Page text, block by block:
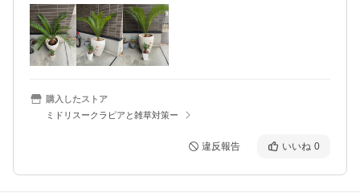
購入したストア
ミドリスークラピアと雑草対策ー
違反報告 いいね 0